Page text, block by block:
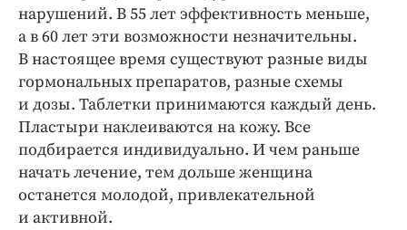
нарушений. В 55 лет эффективность меньше,
а в 60 лет эти возможности незначительны.
В настоящее время существуют разные виды
гормональных препаратов, разные схемы
и дозы. Таблетки принимаются каждый день.
Пластыри наклеиваются на кожу. Все
подбирается индивидуально. И чем раньше
начать лечение, тем дольше женщина
останется молодой, привлекательной
и активной.